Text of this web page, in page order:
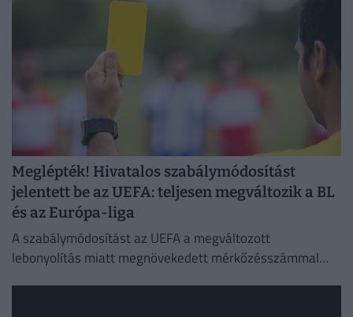
Meglépték! Hivatalos szabálymódosítást
jelentett be az UEFA: teljesen megváltozik a BL
és az Európa-liga
A szabálymódosítást az UEFA a megváltozott
lebonyolítás miatt megnövekedett mérkőzésszámmal